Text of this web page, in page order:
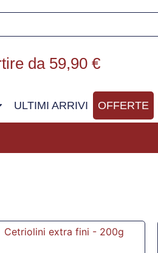
da 59,90 €
ULTIMI ARRIVI OFFERTE